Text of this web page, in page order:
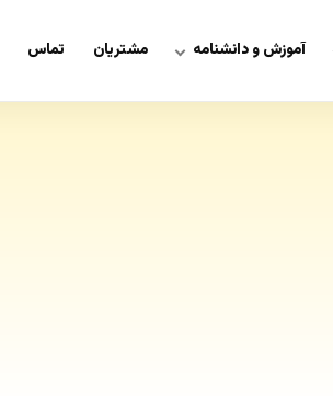
آموزش و دانشنامه مشتریان تماس